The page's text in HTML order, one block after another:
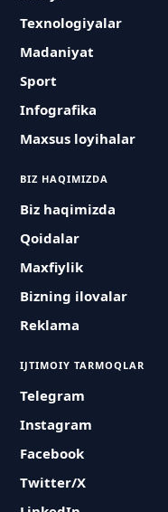
Texnologiyalar
Madaniyat
Sport
Infografika
Maxsus loyihalar
BIZ HAQIMIZDA
Biz haqimizda
Qoidalar
Maxfiylik
Bizning ilovalar
Reklama
IJTIMOIY TARMOQLAR
Telegram
Instagram
Facebook
Twitter/X